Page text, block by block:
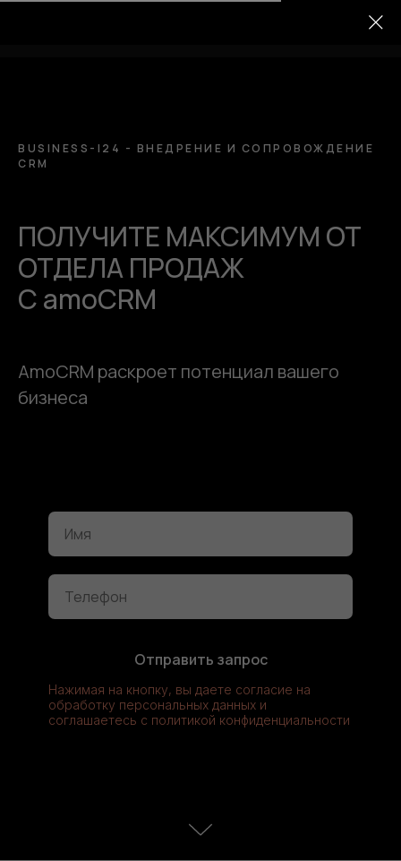
BUSINESS-I24 - ВНЕДРЕНИЕ И СОПРОВОЖДЕНИЕ
CRM
ПОЛУЧИТЕ МАКСИМУМ ОТ
ОТДЕЛА ПРОДАЖ
С amoCRM
AmoCRM раскроет потенциал вашего
бизнеса
Отправить запрос
Нажимая на кнопку, вы даете согласие на
обработку персональных данных и
соглашаетесь c политикой конфиденциальности